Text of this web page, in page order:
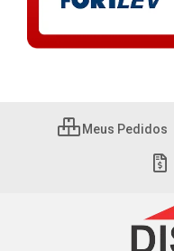
Meus Pedidos